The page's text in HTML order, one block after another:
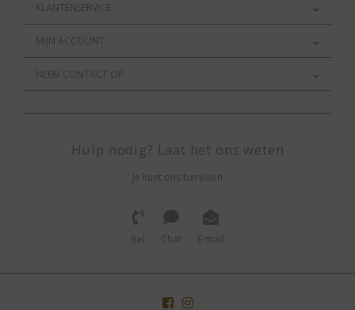
KLANTENSERVICE
MIJN ACCOUNT
NEEM CONTACT OP
Hulp nodig? Laat het ons weten
Je kunt ons bereiken
Bel Chat E-mail